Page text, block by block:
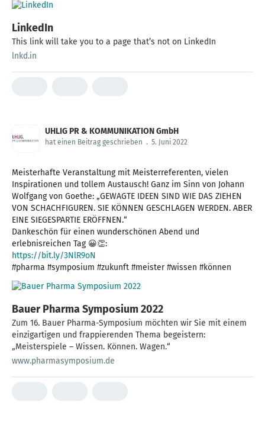
LinkedIn
This link will take you to a page that’s not on LinkedIn
lnkd.in
UHLIG PR & KOMMUNIKATION GmbH
hat einen Beitrag geschrieben . 5. Juni 2022
Meisterhafte Veranstaltung mit Meisterreferenten, vielen
Inspirationen und tollem Austausch! Ganz im Sinn von Johann
Wolfgang von Goethe: „GEWAGTE IDEEN SIND WIE DAS ZIEHEN
VON SCHACHFIGUREN. SIE KÖNNEN GESCHLAGEN WERDEN. ABER
EINE SIEGESPARTIE ERÖFFNEN.“
Dankeschön für einen wunderschönen Abend und
https://bit.ly/3NlR9oN
#pharma #symposium #zukunft #meister #wissen #können
Bauer Pharma Symposium 2022
Zum 16. Bauer Pharma-Symposium möchten wir Sie mit einem
einzigartigen und frappierenden Thema begeistern:
„Meisterspiele – Wissen. Können. Wagen.“
www.pharmasymposium.de